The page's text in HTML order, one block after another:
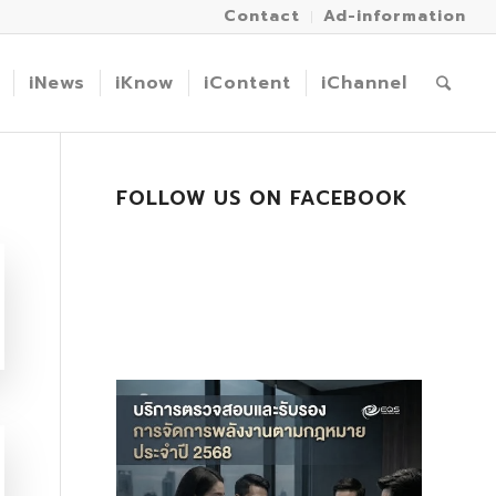
Contact Ad-information
iNews iKnow iContent iChannel
FOLLOW US ON FACEBOOK